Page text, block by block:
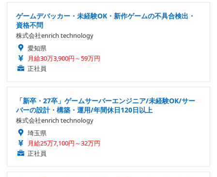
ゲームデバッカー・未経験OK・新作ゲームの不具合検出・
資格不問
株式会社enrich technology
愛知県
月給30万3,900円～59万円
正社員
「新卒・27卒」ゲームサーバーエンジニア/未経験OK/サー
バーの設計・構築・運用/年間休日120日以上
株式会社enrich technology
埼玉県
月給25万7,100円～32万円
正社員